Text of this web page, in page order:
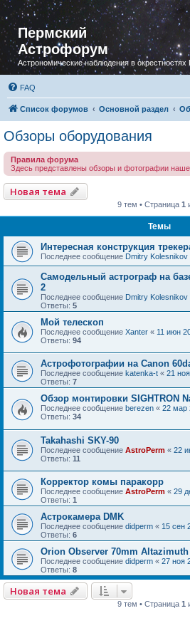
Пермский
Астрофорум
Астрономические наблюдения в
FAQ
Список форумов Основной раздел
Обзоры оборудования
Правила форума
Здесь представлены обзоры и фотографии
Новая тема
9 тем • Страница 1
Темы
Интересная конструкция
Последнее сообщение Dmitry Kolesnikov
Самодельный астрограф на
2
Последнее сообщение Dmitry Kolesnikov
Ответы: 5
Мой телескоп
Последнее сообщение Xanter « 11 июн
Ответы: 94
Астрофотографии на Canon
Последнее сообщение katenka-t « 21
Ответы: 7
Обзор монтировки SIGHTRON
Последнее сообщение berezen « 22 мар
Ответы: 34
Takahashi SKY-90
Последнее сообщение AstroPerm « 22
Ответы: 11
Корректор комы паракорр
Последнее сообщение AstroPerm « 29
Ответы: 1
Астрокамера DMK
Последнее сообщение didperm « 15 сен
Ответы: 6
Orion Observer 70mm Altazimuth
Последнее сообщение didperm « 27 ноя
Ответы: 8
Новая тема
9 тем • Страница 1